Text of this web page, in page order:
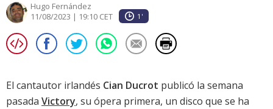
Hugo Fernández
11/08/2023 | 19:10 CET
1'
El cantautor irlandés Cian Ducrot publicó la semana
pasada Victory, su ópera primera, un disco que se ha